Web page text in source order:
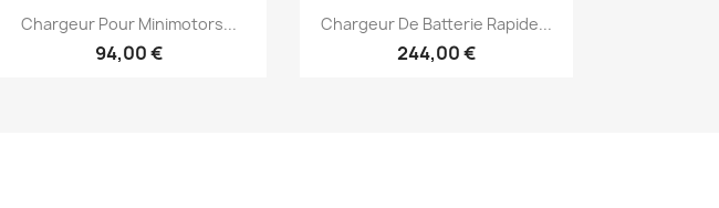
Aperçu rapide
Chargeur Pour Minimotors...
94,00 €
Aperçu rapide
Chargeur De Batterie Rapide...
244,00 €